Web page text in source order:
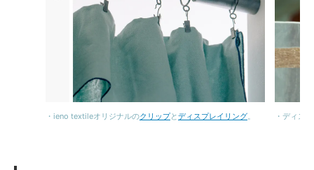
・ieno textileオリジナルのクリップとディスプレイリング。 ・ディス